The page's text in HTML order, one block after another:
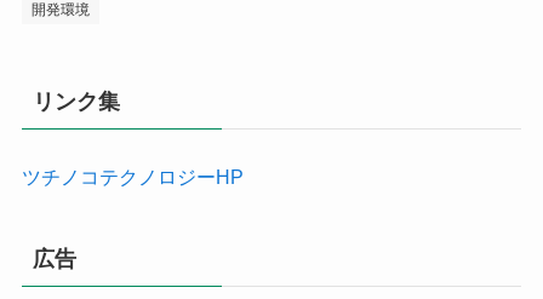
開発環境
リンク集
ツチノコテクノロジーHP
広告